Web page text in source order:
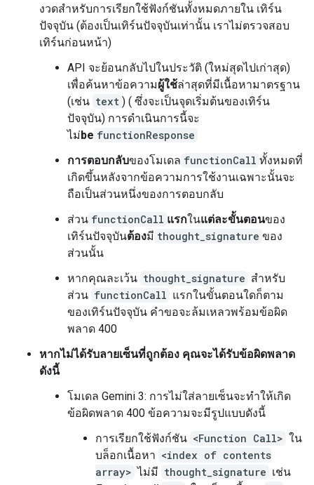
งวดสำหรับการเรียกใช้ฟังก์ชันทั้งหมดภายใน เทิร์น
ปัจจุบัน (ต้องเป็นเทิร์นปัจจุบันเท่านั้น เราไม่ตรวจสอบ
เทิร์นก่อนหน้า)
API จะย้อนกลับไปในประวัติ (ใหม่สุดไปเก่าสุด)
เพื่อค้นหาข้อความผู้ใช้ล่าสุดที่มีเนื้อหามาตรฐาน
(เช่น text ) ( ซึ่งจะเป็นจุดเริ่มต้นของเทิร์น
ปัจจุบัน) การดำเนินการนี้จะ
ไม่be functionResponse
การตอบกลับของโมเดล functionCall ทั้งหมดที่
เกิดขึ้นหลังจากข้อความการใช้งานเฉพาะนั้นจะ
ถือเป็นส่วนหนึ่งของการตอบกลับ
ส่วน functionCall แรกในแต่ละขั้นตอนของ
เทิร์นปัจจุบันต้องมี thought_signature ของ
ส่วนนั้น
หากคุณละเว้น thought_signature สำหรับ
ส่วน functionCall แรกในขั้นตอนใดก็ตาม
ของเทิร์นปัจจุบัน คำขอจะล้มเหลวพร้อมข้อผิด
พลาด 400
หากไม่ได้รับลายเซ็นที่ถูกต้อง คุณจะได้รับข้อผิดพลาด
ดังนี้
โมเดล Gemini 3: การไม่ใส่ลายเซ็นจะทำให้เกิด
ข้อผิดพลาด 400 ข้อความจะมีรูปแบบดังนี้
การเรียกใช้ฟังก์ชัน <Function Call> ใน
บล็อกเนื้อหา <index of contents
array> ไม่มี thought_signature เช่น